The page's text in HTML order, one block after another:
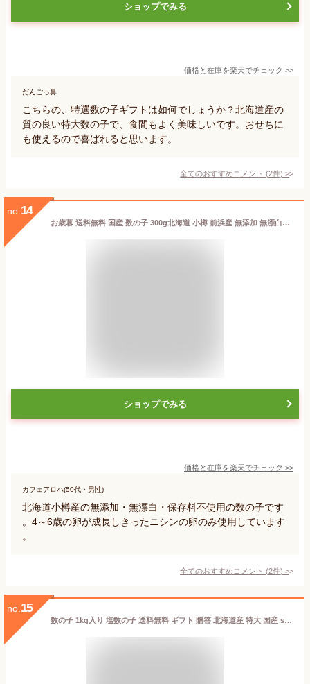
ショップでみる
価格と在庫を楽天でチェック >>
だんごっ鼻
こちらの、特選数の子ギフトは如何でしょうか？北海道産の
質の良い特大数の子で、食間もよく美味しいです。おせちに
も使えるので喜ばれると思います。
全てのおすすめコメント (2件) >
no. 14
お歳暮 送料無料 国産 数の子 300g北海道 小樽 前浜産 無添加 無漂白1％ の 黄色いダイヤ! 特大 幻 塩 数の子 化粧木箱入 期間限定 楽天ランキング 塩数の子 部門 連続1位 食品 食べ物 塩かずのこ 塩カズノコ お正月 おたる産 【同梱不可】ギフト 贈答 プレゼント お年賀
ショップでみる
価格と在庫を楽天でチェック >>
カフェアロハ(50代・男性)
北海道小樽産の無添加・無漂白・保存料不使用の数の子です
。4～6歳の卵が成長しきったニシンの卵のみ使用しています
。
全てのおすすめコメント (2件) >
no. 15
数の子 1kg入り 塩数の子 送料無料 ギフト 贈答 北海道産 特大 国産 sioko1 食品 おせち おせち料理 お正月 正月料理 お歳暮 ギフト 贈答 年末年始 おせち料理 グルメ